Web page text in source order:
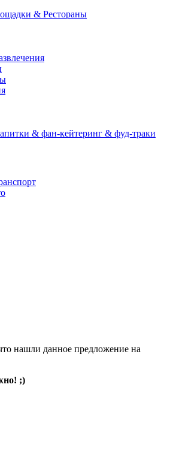
& Рестораны
& фан-кейтеринг & фуд-траки
нашли данное предложение на
;)